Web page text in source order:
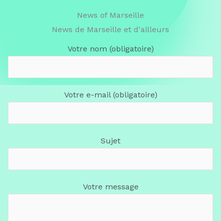
News of Marseille
News de Marseille et d'ailleurs
Votre nom (obligatoire)
Votre e-mail (obligatoire)
Sujet
Votre message